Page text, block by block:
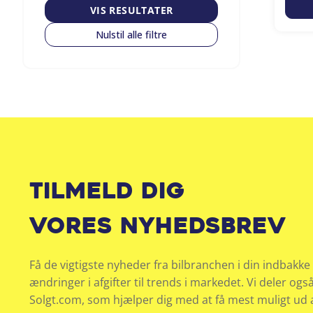
VIS RESULTATER
Nulstil alle filtre
Tilmeld dig
vores nyhedsbrev
Få de vigtigste nyheder fra bilbranchen i din
ændringer i afgifter til trends i markedet. Vi deler
Solgt.com, som hjælper dig med at få mest muligt ud